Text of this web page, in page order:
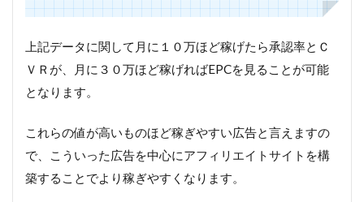
上記データに関して月に１０万ほど稼げたら承認率とＣ
ＶＲが、月に３０万ほど稼げればEPCを見ることが可能
となります。
これらの値が高いものほど稼ぎやすい広告と言えますの
で、こういった広告を中心にアフィリエイトサイトを構
築することでより稼ぎやすくなります。